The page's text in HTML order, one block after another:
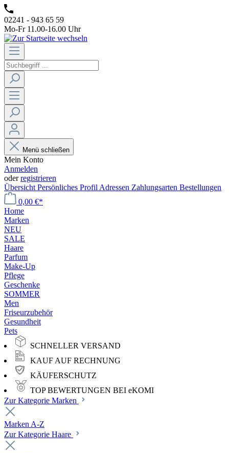
02241 - 943 65 59
Mo-Fr 11.00-16.00 Uhr
Menü schließen
Mein Konto
Anmelden
oderregistrieren
Übersicht Persönliches Profil Adressen Zahlungsarten Bestellungen
0,00 €*
Home
Marken
NEU
SALE
Haare
Parfum
Make-Up
Pflege
Geschenke
SOMMER
Men
Friseurzubehör
Gesundheit
Pets
SCHNELLER VERSAND
KAUF AUF RECHNUNG
KÄUFERSCHUTZ
TOP BEWERTUNGEN BEI eKOMI
Zur Kategorie Marken
Marken A-Z
Zur Kategorie Haare